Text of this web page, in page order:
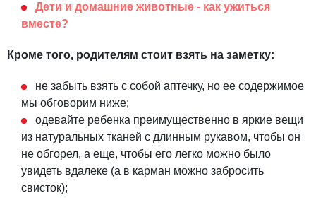
Дети и домашние животные - как ужиться
вместе?
Кроме того, родителям стоит взять на заметку:
не забыть взять с собой аптечку, но ее содержимое
мы обговорим ниже;
одевайте ребенка преимущественно в яркие вещи
из натуральных тканей с длинным рукавом, чтобы он
не обгорел, а еще, чтобы его легко можно было
увидеть вдалеке (а в карман можно забросить
свисток);